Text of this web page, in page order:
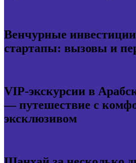
Венчурные
стартапы: вызовы и
VIP-экскурсии в
— путешествие с
эксклюзивом